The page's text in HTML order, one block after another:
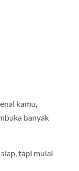
kamu,
banyak
tapi mulai